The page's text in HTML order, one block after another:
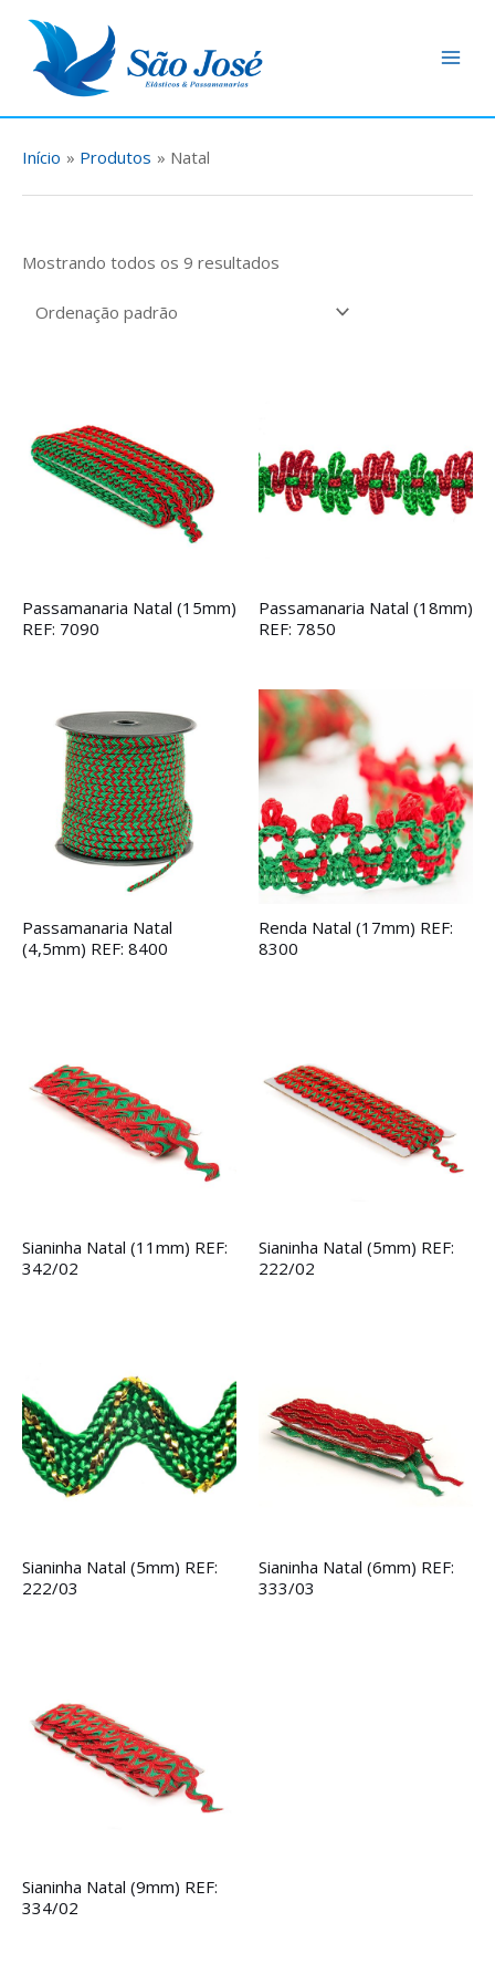
Início Produtos Natal
Mostrando todos os 9 resultados
Passamanaria Natal (15mm)
REF: 7090
Passamanaria Natal (18mm)
REF: 7850
Passamanaria Natal
(4,5mm) REF: 8400
Renda Natal (17mm) REF:
8300
Sianinha Natal (11mm) REF:
342/02
Sianinha Natal (5mm) REF:
222/02
Sianinha Natal (5mm) REF:
222/03
Sianinha Natal (6mm) REF:
333/03
Sianinha Natal (9mm) REF:
334/02